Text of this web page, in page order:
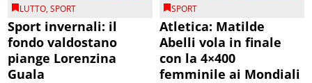
LUTTO,SPORT
Sport invernali: il
fondo valdostano
piange Lorenzina
Guala
SPORT
Atletica: Matilde
Abelli vola in finale
con la 4×400
femminile ai Mondiali